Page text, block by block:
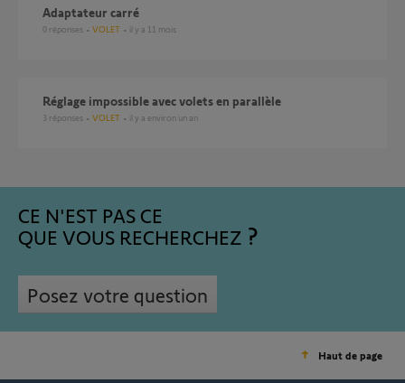
adaptateur carré
0 réponses VOLET il y a 11 mois
Réglage impossible avec volets en parallèle
3 réponses VOLET il y a environ un an
CE N'EST PAS CE
QUE VOUS RECHERCHEZ
Posez votre question
Haut de page